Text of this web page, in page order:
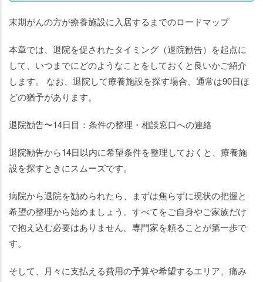
末期がんの方が療養施設に入居するまでのロードマップ
本章では、退院を促されたタイミング（退院勧告）を起点に
して、いつまでにどのようなことをしておくと良いかご紹介
します。 なお、退院して療養施設を探す場合、通常は90日ほ
どの猶予があります。
退院勧告〜14日目：条件の整理・相談窓口への連絡
退院勧告から14日以内に希望条件を整理しておくと、療養施
設を探すときにスムーズです。
病院から退院を勧められたら、まずは焦らずに現状の把握と
希望の整理から始めましょう。すべてをご自身やご家族だけ
で抱え込む必要はありません。専門家を頼ることが第一歩で
す。
そして、月々に支払える費用の予算や希望するエリア、痛み